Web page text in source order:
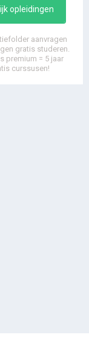
opleidingen
aanvragen
gratis studeren.
premium = 5 jaar
curssusen!